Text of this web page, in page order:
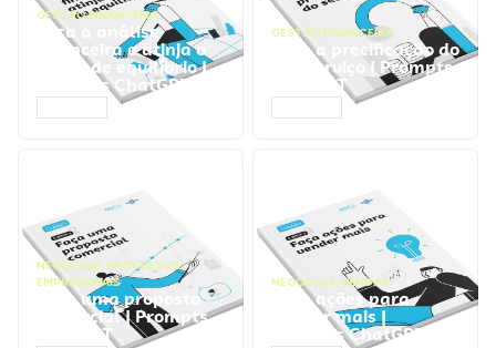
GESTÃO FINANCEIRA
Faça a análise
financeira e atinja o
ponto de equilíbrio |
Prompts ChatGPT
GESTÃO FINANCEIRA
Faça a precificação do
seu serviço | Prompts
ChatGPT
NEGÓCIOS, PROCESSOS
EMPRESARIAIS
Faça uma proposta
comercial | Prompts
ChatGPT
NEGÓCIOS, VENDAS
Faça ações para
vender mais |
Prompts ChatGPT